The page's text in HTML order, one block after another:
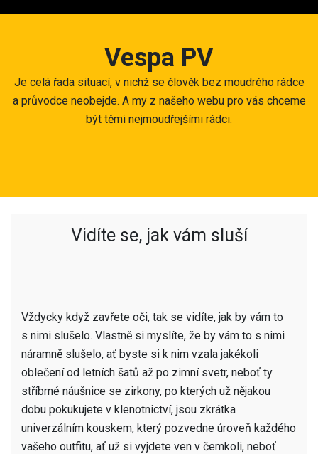
Vespa PV
Je celá řada situací, v nichž se člověk bez moudrého rádce
a průvodce neobejde. A my z našeho webu pro vás chceme
být těmi nejmoudřejšími rádci.
Vidíte se, jak vám sluší
Vždycky když zavřete oči, tak se vidíte, jak by vám to
s nimi slušelo. Vlastně si myslíte, že by vám to s nimi
náramně slušelo, ať byste si k nim vzala jakékoli
oblečení od letních šatů až po zimní svetr, neboť ty
stříbrné náušnice se zirkony, po kterých už nějakou
dobu pokukujete v klenotnictví, jsou zkrátka
univerzálním kouskem, který pozvedne úroveň každého
vašeho outfitu, ať už si vyjdete ven v čemkoli, neboť